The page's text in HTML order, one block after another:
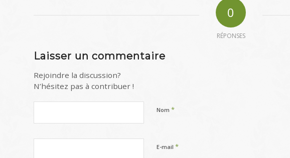
0
RÉPONSES
Laisser un commentaire
Rejoindre la discussion?
N’hésitez pas à contribuer !
Nom *
E-mail *